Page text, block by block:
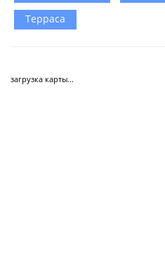
Терраса
загрузка карты...